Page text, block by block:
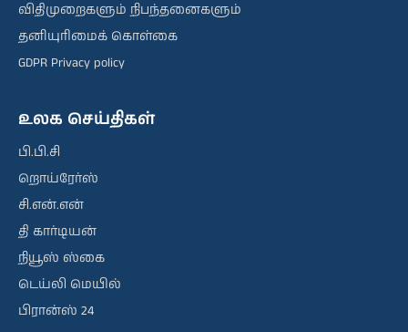
விதிமுறைகளும் நிபந்தனைகளும்
தனியுரிமைக் கொள்கை
GDPR Privacy policy
உலக செய்திகள்
பி.பி.சி
றொய்ரேர்ஸ்
சி.என்.என்
தி கார்டியன்
நியூஸ் ஸ்கை
டெய்லி மெயில்
பிரான்ஸ் 24